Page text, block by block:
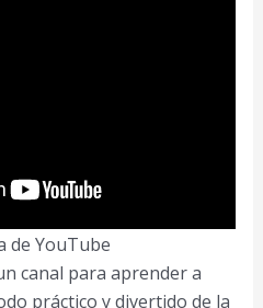
de YouTube
canal para aprender a
práctico y divertido de la